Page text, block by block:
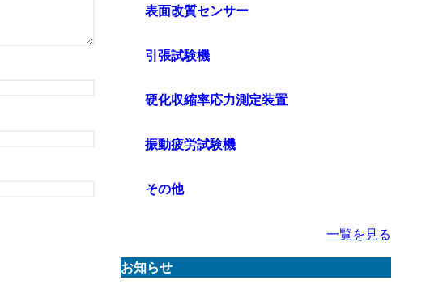
表面改質センサー
引張試験機
硬化収縮率応力測定装置
振動疲労試験機
その他
一覧を見る
お知らせ